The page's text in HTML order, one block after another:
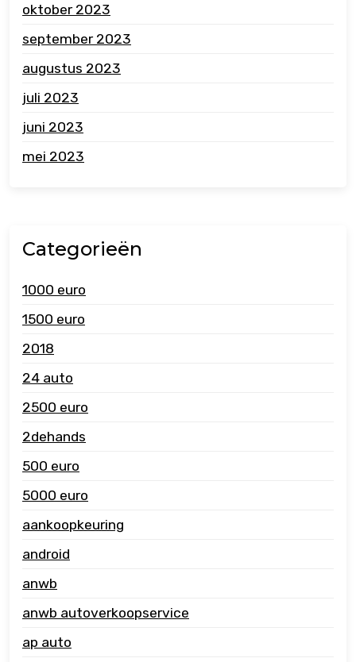
oktober 2023
september 2023
augustus 2023
juli 2023
juni 2023
mei 2023
Categorieën
1000 euro
1500 euro
2018
24 auto
2500 euro
2dehands
500 euro
5000 euro
aankoopkeuring
android
anwb
anwb autoverkoopservice
ap auto